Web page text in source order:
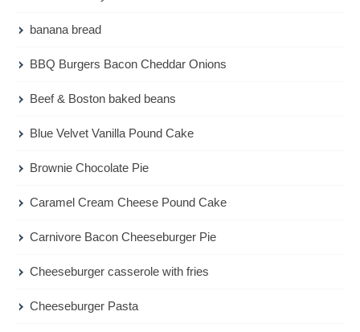
banana bread
BBQ Burgers Bacon Cheddar Onions
Beef & Boston baked beans
Blue Velvet Vanilla Pound Cake
Brownie Chocolate Pie
Caramel Cream Cheese Pound Cake
Carnivore Bacon Cheeseburger Pie
Cheeseburger casserole with fries
Cheeseburger Pasta